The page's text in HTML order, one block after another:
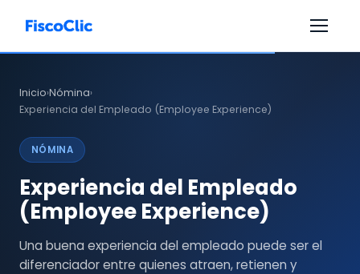
Inicio›Nómina›
Experiencia del Empleado (Employee Experience)
NÓMINA
Experiencia del Empleado
(Employee Experience)
Una buena experiencia del empleado puede ser el
diferenciador entre quienes atraen, retienen y